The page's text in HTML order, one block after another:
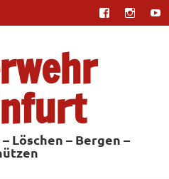
Löschen – Bergen –